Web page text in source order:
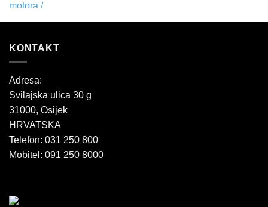
KONTAKT
Adresa:
Svilajska ulica 30 g
31000, Osijek
HRVATSKA
Telefon: 031 250 800
Mobitel: 091 250 8000